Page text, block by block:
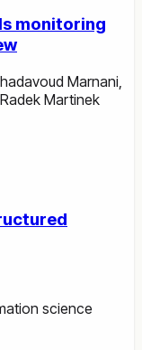
monitoring
Marnani
Radek Martinek
science